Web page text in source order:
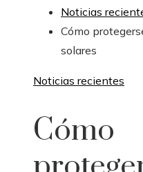
Noticias
Cómo
solares
Noticias recientes
Cómo